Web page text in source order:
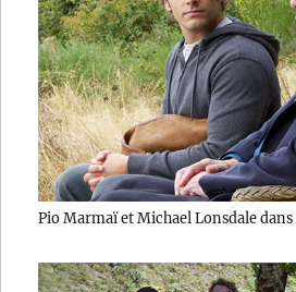
Pio Marmaï et Michael Lonsdale dans